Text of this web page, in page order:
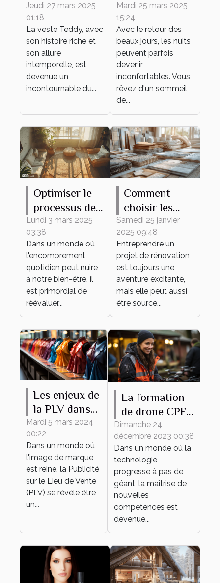
veste Teddy
dans des
tenues
quotidiennes
Jeudi 27 mars 2025
01:18
La veste Teddy, avec
son histoire riche et
son allure
intemporelle, est
devenue un
incontournable du...
surmatelas en
laine mérinos,
même en été !
Mardi 25 mars 2025
15:24
Avec le retour des
beaux jours, les nuits
peuvent parfois
devenir
inconfortables. Vous
rêvez d'un sommeil
de...
Optimiser le
processus de
débarras pour
un espace
épuré et
fonctionnel
Lundi 3 mars 2025
03:38
Dans un monde où
l'encombrement
quotidien peut nuire
à notre bien-être, il
est primordial de
réévaluer...
Comment
choisir les
meilleurs
matériaux
pour votre
projet de
rénovation
Samedi 25 janvier
2025 09:48
Entreprendre un
projet de rénovation
est toujours une
aventure excitante,
mais elle peut aussi
être source...
Les enjeux de
la PLV dans
le secteur de
la mode
Mardi 5 mars 2024
00:22
Dans un monde où
l'image de marque
est reine, la Publicité
sur le Lieu de Vente
(PLV) se révèle être
un...
La formation
de drone CPF
comme outil
de
développement
personnel et
professionnel
Dimanche 24
décembre 2023 00:38
Dans un monde où la
technologie
progresse à pas de
géant, la maîtrise de
nouvelles
compétences est
devenue...